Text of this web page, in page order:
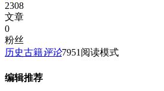
2308
文章
0
粉丝
历史古籍评论7951 阅读模式
编辑推荐